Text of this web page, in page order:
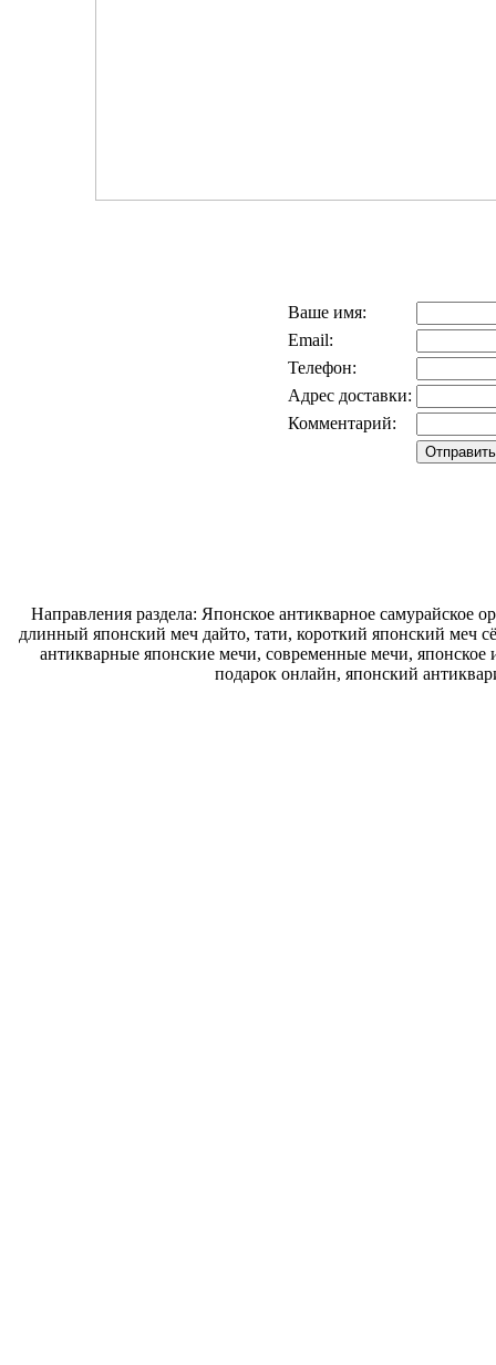
Ваше имя:
Email:
Телефон:
Адрес доставки:
Комментарий:
Направления раздела: Японское антикварное самурайское
длинный японский меч дайто, тати, короткий японский меч
антикварные японские мечи, современные мечи, японское
подарок онлайн, японский